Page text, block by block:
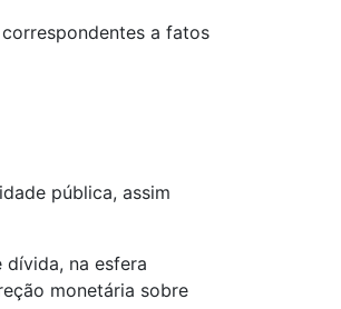
a fatos
pública, assim
na esfera
monetária sobre